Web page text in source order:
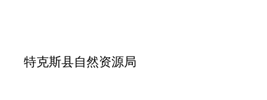
特克斯县自然资源局